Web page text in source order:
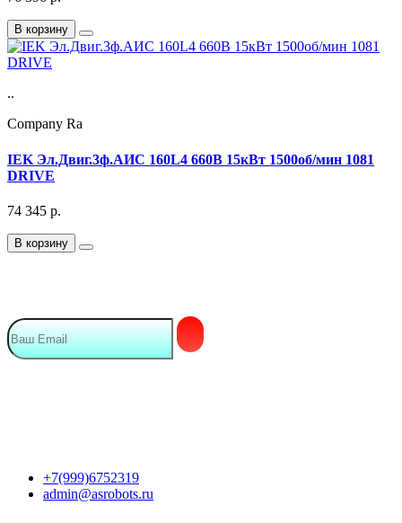
В корзину
..
Company Ra
IEK Эл.Двиг.3ф.АИС 160L4 660В 15кВт 1500об/мин 1081
DRIVE
74 345 р.
В корзину
+7(999)6752319
admin@asrobots.ru